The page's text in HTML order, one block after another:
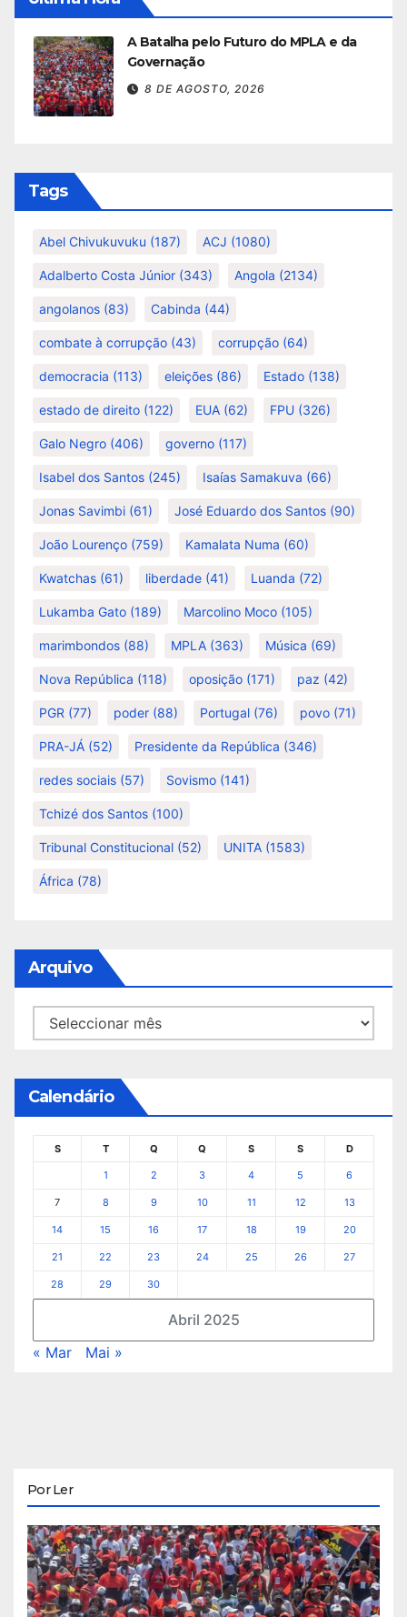
A Batalha pelo Futuro do MPLA e da
Governação
8 DE AGOSTO, 2026
Tags
Abel Chivukuvuku (187) ACJ (1080)
Adalberto Costa Júnior (343) Angola (2134)
angolanos (83) Cabinda (44)
combate à corrupção (43) corrupção (64)
democracia (113) eleições (86) Estado (138)
estado de direito (122) EUA (62) FPU (326)
Galo Negro (406) governo (117)
Isabel dos Santos (245) Isaías Samakuva (66)
Jonas Savimbi (61) José Eduardo dos Santos (90)
João Lourenço (759) Kamalata Numa (60)
Kwatchas (61) liberdade (41) Luanda (72)
Lukamba Gato (189) Marcolino Moco (105)
marimbondos (88) MPLA (363) Música (69)
Nova República (118) oposição (171) paz (42)
PGR (77) poder (88) Portugal (76) povo (71)
PRA-JÁ (52) Presidente da República (346)
redes sociais (57) Sovismo (141)
Tchizé dos Santos (100)
Tribunal Constitucional (52) UNITA (1583)
África (78)
Arquivo
Arquivo
Calendário
Abril 2025
S T Q Q S S D
1 2 3 4 5 6
7 8 9 10 11 12 13
14 15 16 17 18 19 20
21 22 23 24 25 26 27
28 29 30
« Mar Mai »
Por Ler